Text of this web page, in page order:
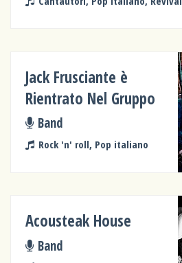
Jack Frusciante è
Rientrato Nel Gruppo
Band
Rock 'n' roll, Pop italiano
Acousteak House
Band